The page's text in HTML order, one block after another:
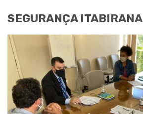
SEGURANÇA ITABIRANA